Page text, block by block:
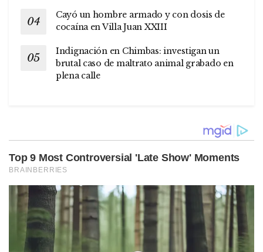
Cayó un hombre armado y con dosis de
cocaína en Villa Juan XXIII
Indignación en Chimbas: investigan un
brutal caso de maltrato animal grabado en
plena calle